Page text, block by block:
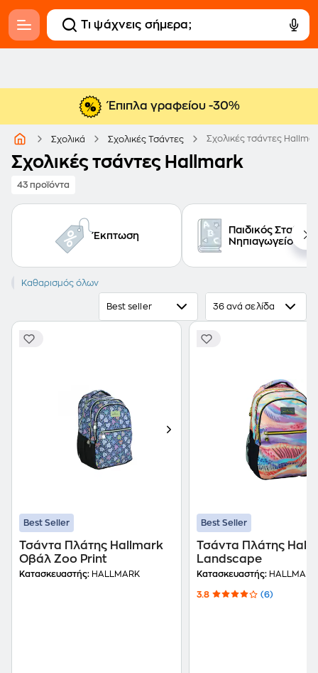
Έπιπλα γραφείου -30%
Σχολικά Σχολικές Τσάντες Σχολικές τσάντες
Σχολικές τσάντες Hallmark
43 προϊόντα
Έκπτωση
Παιδικός
Νηπιαγωγείο
HALLMARK
Καθαρισμός όλων
Best seller 36 ανά σελίδα
Best Seller
Τσάντα Πλάτης Hallmark
Οβάλ Zoo Print
Κατασκευαστής: HALLMARK
Best Seller
Τσάντα Πλάτης
Landscape
Κατασκευαστής: HALLMARK
3.8 (6)